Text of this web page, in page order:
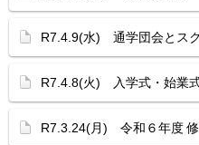
R7.4.9(水) 通学団会とス
R7.4.8(火) 入学式・始業
R7.3.24(月) 令和６年度